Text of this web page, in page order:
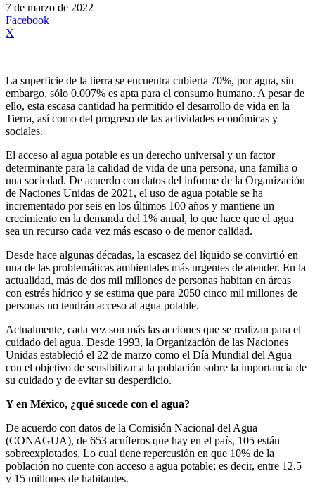
7 de marzo de 2022
Facebook
X
La superficie de la tierra se encuentra cubierta 70%, por agua, sin
embargo, sólo 0.007% es apta para el consumo humano. A pesar de
ello, esta escasa cantidad ha permitido el desarrollo de vida en la
Tierra, así como del progreso de las actividades económicas y
sociales.
El acceso al agua potable es un derecho universal y un factor
determinante para la calidad de vida de una persona, una familia o
una sociedad. De acuerdo con datos del informe de la Organización
de Naciones Unidas de 2021, el uso de agua potable se ha
incrementado por seis en los últimos 100 años y mantiene un
crecimiento en la demanda del 1% anual, lo que hace que el agua
sea un recurso cada vez más escaso o de menor calidad.
Desde hace algunas décadas, la escasez del líquido se convirtió en
una de las problemáticas ambientales más urgentes de atender. En la
actualidad, más de dos mil millones de personas habitan en áreas
con estrés hídrico y se estima que para 2050 cinco mil millones de
personas no tendrán acceso al agua potable.
Actualmente, cada vez son más las acciones que se realizan para el
cuidado del agua. Desde 1993, la Organización de las Naciones
Unidas estableció el 22 de marzo como el Día Mundial del Agua
con el objetivo de sensibilizar a la población sobre la importancia de
su cuidado y de evitar su desperdicio.
Y en México, ¿qué sucede con el agua?
De acuerdo con datos de la Comisión Nacional del Agua
(CONAGUA), de 653 acuíferos que hay en el país, 105 están
sobreexplotados. Lo cual tiene repercusión en que 10% de la
población no cuente con acceso a agua potable; es decir, entre 12.5
y 15 millones de habitantes.